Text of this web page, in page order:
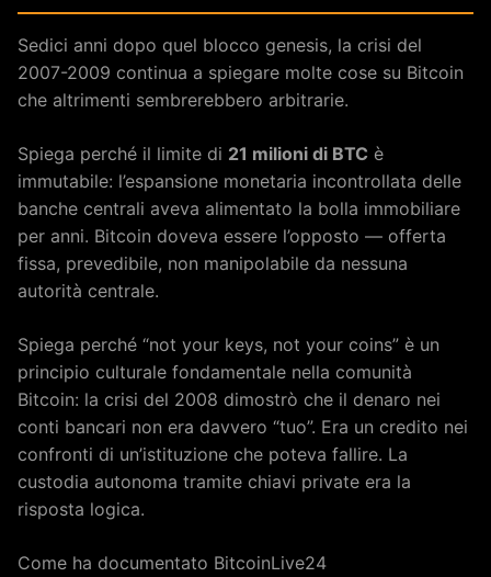
Sedici anni dopo quel blocco genesis, la crisi del
2007-2009 continua a spiegare molte cose su Bitcoin
che altrimenti sembrerebbero arbitrarie.
Spiega perché il limite di 21 milioni di BTC è
immutabile: l’espansione monetaria incontrollata delle
banche centrali aveva alimentato la bolla immobiliare
per anni. Bitcoin doveva essere l’opposto — offerta
fissa, prevedibile, non manipolabile da nessuna
autorità centrale.
Spiega perché “not your keys, not your coins” è un
principio culturale fondamentale nella comunità
Bitcoin: la crisi del 2008 dimostrò che il denaro nei
conti bancari non era davvero “tuo”. Era un credito nei
confronti di un’istituzione che poteva fallire. La
custodia autonoma tramite chiavi private era la
risposta logica.
Come ha documentato BitcoinLive24